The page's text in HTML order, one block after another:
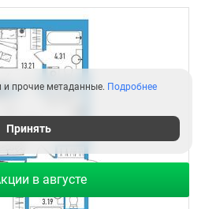
в августе
и прочие метаданные. Подробнее
Принять